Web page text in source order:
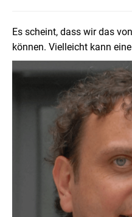
Es scheint, dass wir das
können. Vielleicht kann